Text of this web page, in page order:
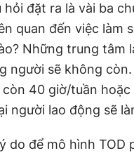
hỏi đặt ra là vài ba
quan đến việc làm
Những trung tâm
người sẽ không còn.
40 giờ/tuần
người lao động sẽ
do để mô hình TOD